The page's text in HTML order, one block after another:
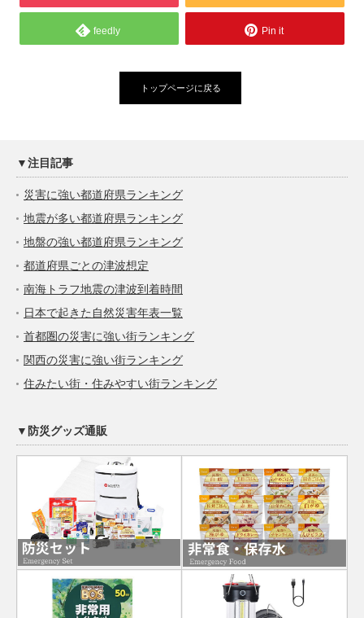
feedly Pin it
トップページに戻る
▼注目記事
災害に強い都道府県ランキング
地震が多い都道府県ランキング
地盤の強い都道府県ランキング
都道府県ごとの津波想定
南海トラフ地震の津波到着時間
日本で起きた自然災害年表一覧
首都圏の災害に強い街ランキング
関西の災害に強い街ランキング
住みたい街・住みやすい街ランキング
▼防災グッズ通販